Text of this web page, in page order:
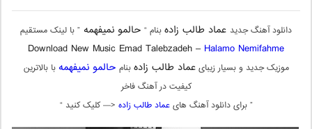
دانلود آهنگ جدید عماد طالب زادهبنام “ حالمو نمیفهمه ” با لینک مستقیم
Download New Music Emad Talebzadeh – Halamo Nemifahme
موزیک جدید و بسیار زیبایعماد طالب زادهبنام حالمو نمیفهمهبا بالاترین
کیفیت در آهنگ فاخر
” برای دانلود آهنگ هایعماد طالب زاده <— کلیک کنید “